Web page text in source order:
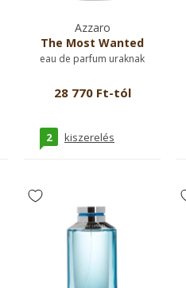
Azzaro
The Most Wanted
eau de parfum uraknak
28 770 Ft-tól
2 kiszerelés